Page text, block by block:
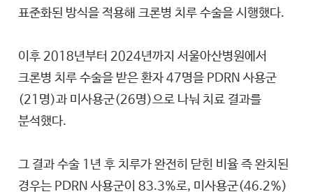
표준화된 방식을 적용해 크론병 치루 수술을 시행했다.
이후 2018년부터 2024년까지 서울아산병원에서
크론병 치루 수술을 받은 환자 47명을 PDRN 사용군
(21명)과 미사용군(26명)으로 나눠 치료 결과를
분석했다.
그 결과 수술 1년 후 치루가 완전히 닫힌 비율 즉 완치된
경우는 PDRN 사용군이 83.3%로, 미사용군(46.2%)